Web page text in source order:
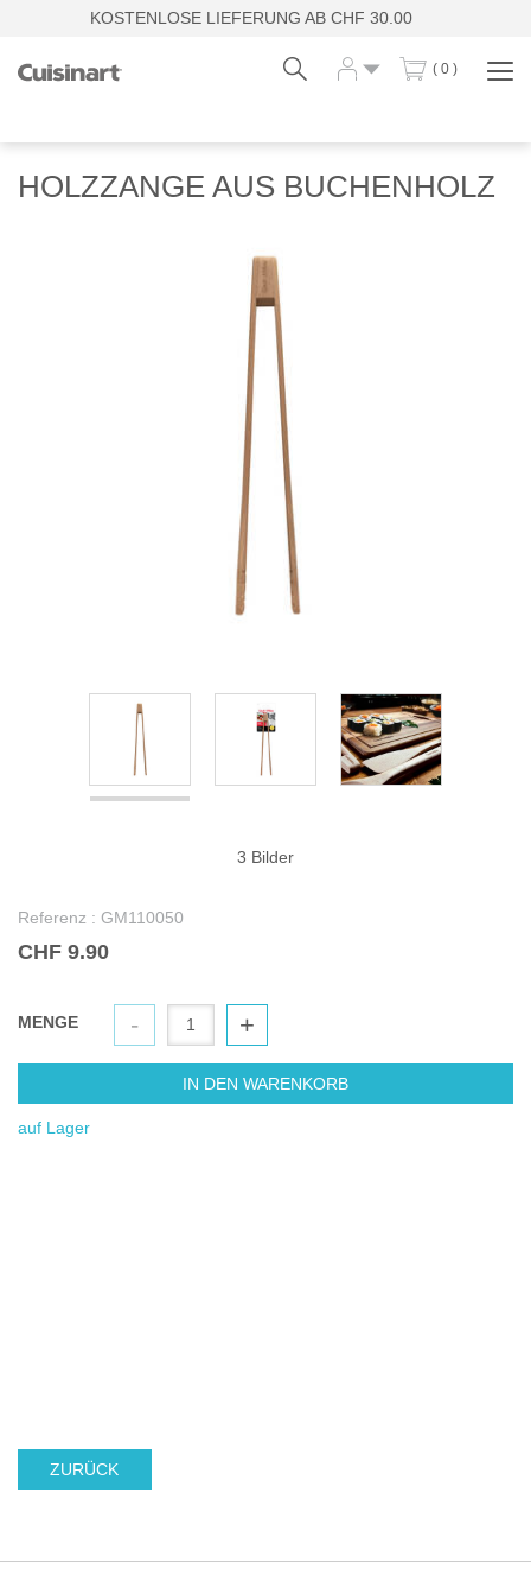
KOSTENLOSE LIEFERUNG AB CHF 30.00
( 0 )
HOLZZANGE AUS BUCHENHOLZ
3 Bilder
Referenz : GM110050
CHF 9.90
MENGE - +
IN DEN WARENKORB
auf Lager
ZURÜCK